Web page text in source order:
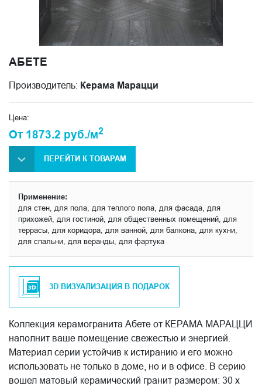
АБЕТЕ
Производитель: Керама Марацци
Цена:
От 1873.2 руб./м2
ПЕРЕЙТИ К ТОВАРАМ
Применение:
для стен, для пола, для теплого пола, для фасада, для
прихожей, для гостиной, для общественных помещений, для
террасы, для коридора, для ванной, для балкона, для кухни,
для спальни, для веранды, для фартука
3D ВИЗУАЛИЗАЦИЯ В ПОДАРОК
Коллекция керамогранита Абете от КЕРАМА МАРАЦЦИ
наполнит ваше помещение свежестью и энергией.
Материал серии устойчив к истиранию и его можно
использовать не только в доме, но и в офисе. В серию
вошел матовый керамический гранит размером: 30 x